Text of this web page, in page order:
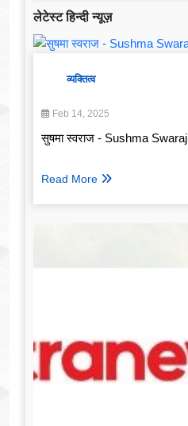
लेटेस्ट हिन्दी न्यूज़
व्यक्तित्व
Feb 14, 2025
सुषमा स्वराज - Sushma Swaraj
Read More